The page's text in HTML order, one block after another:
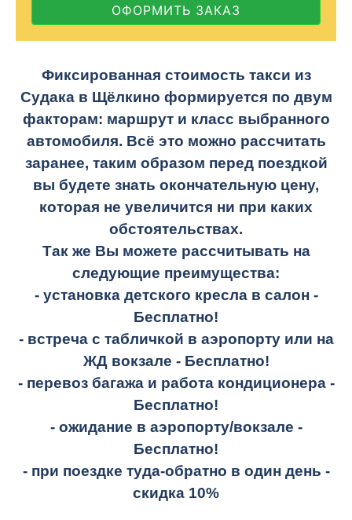
ОФОРМИТЬ ЗАКАЗ
Фиксированная стоимость такси из
Судака в Щёлкино формируется по двум
факторам: маршрут и класс выбранного
автомобиля. Всё это можно рассчитать
заранее, таким образом перед поездкой
вы будете знать окончательную цену,
которая не увеличится ни при каких
обстоятельствах.
Так же Вы можете рассчитывать на
следующие преимущества:
- установка детского кресла в салон -
Бесплатно!
- встреча с табличкой в аэропорту или на
ЖД вокзале - Бесплатно!
- перевоз багажа и работа кондиционера -
Бесплатно!
- ожидание в аэропорту/вокзале -
Бесплатно!
- при поездке туда-обратно в один день -
скидка 10%